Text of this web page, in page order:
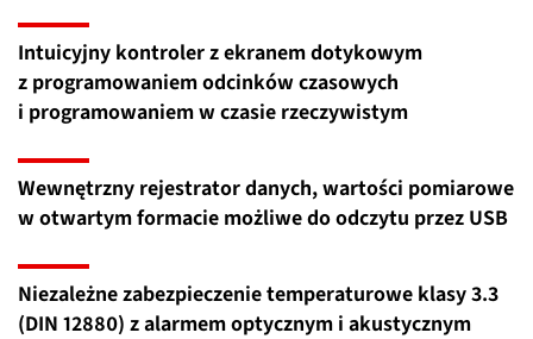
Intuicyjny kontroler z ekranem dotykowym
z programowaniem odcinków czasowych
i programowaniem w czasie rzeczywistym
Wewnętrzny rejestrator danych, wartości pomiarowe
w otwartym formacie możliwe do odczytu przez USB
Niezależne zabezpieczenie temperaturowe klasy 3.3
(DIN 12880) z alarmem optycznym i akustycznym